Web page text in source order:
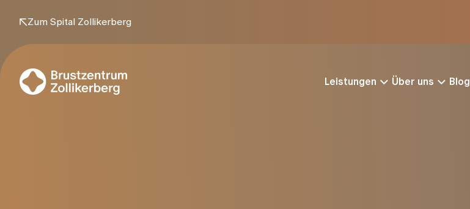
Zum Spital Zollikerberg
Leistungen Über uns Blog